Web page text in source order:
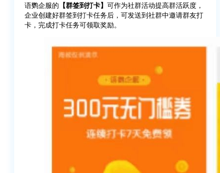
语鹦企服的 【群签到打卡】 可作为社群活动提高群活跃度，
企业创建好群签到打卡任务后，可发送到社群中邀请群友打
卡，完成打卡任务可领取奖励。